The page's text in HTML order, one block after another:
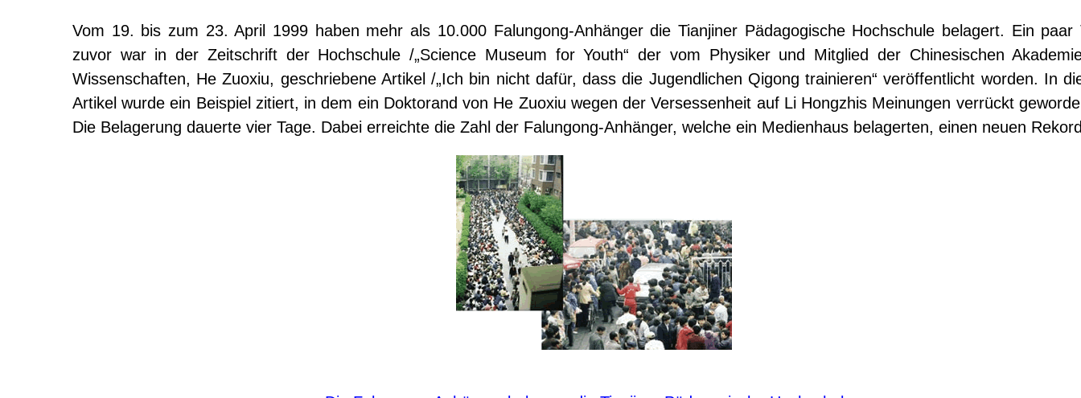
Vom 19. bis zum 23. April 1999 haben mehr als 10.000 Falungong-Anhänger die Tianjiner Pädagogische Hochschule belagert. Ein paar
zuvor war in der Zeitschrift der Hochschule /„Science Museum for Youth“ der vom Physiker und Mitglied der Chinesischen
Wissenschaften, He Zuoxiu, geschriebene Artikel /„Ich bin nicht dafür, dass die Jugendlichen Qigong trainieren“ veröffentlicht worden. In
Artikel wurde ein Beispiel zitiert, in dem ein Doktorand von He Zuoxiu wegen der Versessenheit auf Li Hongzhis Meinungen verrückt
Die Belagerung dauerte vier Tage. Dabei erreichte die Zahl der Falungong-Anhänger, welche ein Medienhaus belagerten, einen neuen